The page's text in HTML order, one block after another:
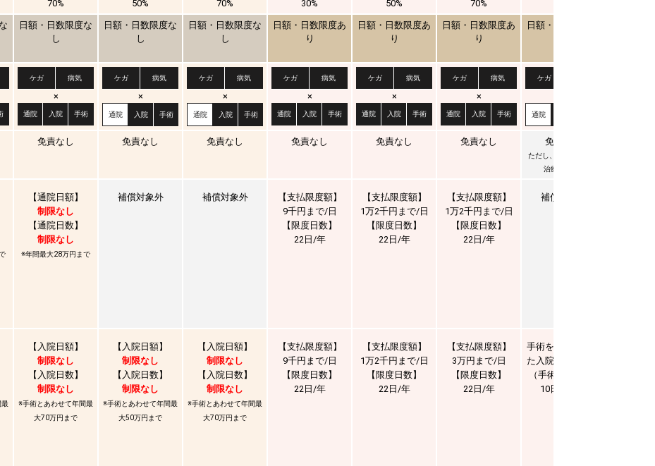
70% 50% 70% 30% 50% 70%
日額・日数限度な
し
日額・日数限度な
し
日額・日数限度な
し
日額・日数限度あ
り
日額・日数限度あ
り
日額・日数限度あ
り
日額・日数限度あ
ケガ 病気
×
通院 入院 手術
ケガ 病気
×
通院 入院 手術
ケガ 病気
×
通院 入院 手術
ケガ 病気
×
通院 入院 手術
ケガ 病気
×
通院 入院 手術
ケガ 病気
×
通院 入院 手術
ケガ
通院
免責なし 免責なし 免責なし 免責なし 免責なし 免責なし 免責なし
ただし、最低支払対象
治療費3万円
【通院日額】
制限なし
【通院日数】
制限なし
※年間最大28万円まで
補償対象外 補償対象外
【支払限度額】
9千円まで/日
【限度日数】
22日/年
【支払限度額】
1万2千円まで/日
【限度日数】
22日/年
【支払限度額】
1万2千円まで/日
【限度日数】
22日/年
補償対象外
最
【入院日額】
制限なし
【入院日数】
制限なし
※手術とあわせて年間最
大70万円まで
【入院日額】
制限なし
【入院日数】
制限なし
※手術とあわせて年間最
大50万円まで
【入院日額】
制限なし
【入院日数】
制限なし
※手術とあわせて年間最
大70万円まで
【支払限度額】
9千円まで/日
【限度日数】
22日/年
【支払限度額】
1万2千円まで/日
【限度日数】
22日/年
【支払限度額】
3万円まで/日
【限度日数】
22日/年
手術を含む連続し
た入院に限り補償
（手術1回につき
10日まで）